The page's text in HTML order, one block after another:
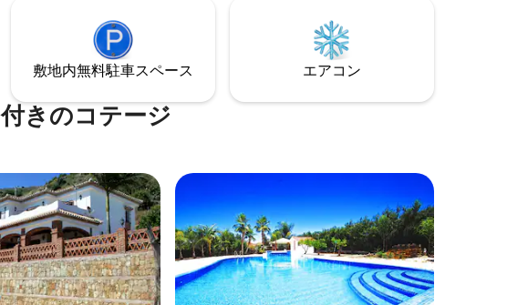
デルファスには、4つの
ーム、1つの外部トイ
キッチン、そして広い
あります。 ダイニング
敷地内無料駐⁠車ス⁠ペ⁠ー⁠ス エアコン
きのコテージ